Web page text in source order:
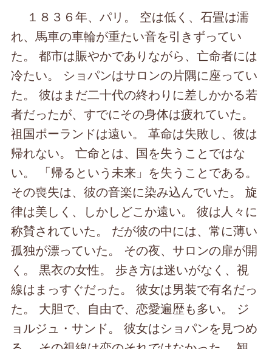
１８３６年、パリ。 空は低く、石畳は濡
れ、馬車の車輪が重たい音を引きずってい
た。 都市は賑やかでありながら、亡命者には
冷たい。 ショパンはサロンの片隅に座ってい
た。 彼はまだ二十代の終わりに差しかかる若
者だったが、すでにその身体は疲れていた。
祖国ポーランドは遠い。 革命は失敗し、彼は
帰れない。 亡命とは、国を失うことではな
い。 「帰るという未来」を失うことである。
その喪失は、彼の音楽に染み込んでいた。 旋
律は美しく、しかしどこか遠い。 彼は人々に
称賛されていた。 だが彼の中には、常に薄い
孤独が漂っていた。 その夜、サロンの扉が開
く。 黒衣の女性。 歩き方は迷いがなく、視
線はまっすぐだった。 彼女は男装で有名だっ
た。 大胆で、自由で、恋愛遍歴も多い。 ジ
ョルジュ・サンド。 彼女はショパンを見つめ